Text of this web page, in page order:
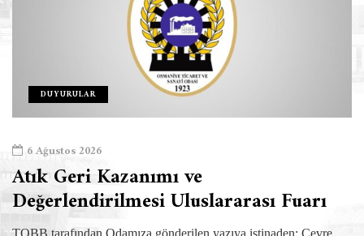
DUYURULAR
6 Ağustos 2026
Atık Geri Kazanımı ve
Değerlendirilmesi Uluslararası Fuarı
TOBB tarafından Odamıza gönderilen yazıya istinaden; Çevre,